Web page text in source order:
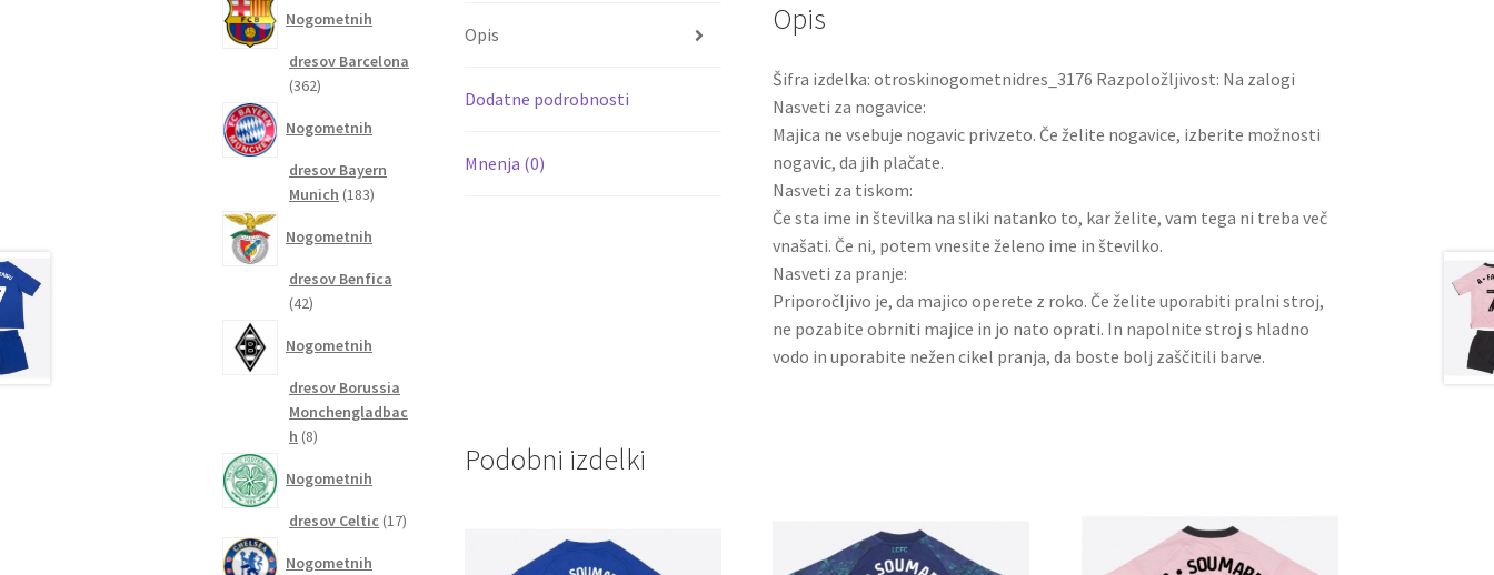
količina
k
Opis
Dodatne podrobnosti
Mnenja (0)
Opis
Šifra izdelka: otroskinogometnidres_3176 Razpoložljivost: Na zalogi
Nasveti za nogavice:
Majica ne vsebuje nogavic privzeto. Če želite nogavice, izberite možnosti
nogavic, da jih plačate.
Nasveti za tiskom:
Če sta ime in številka na sliki natanko to, kar želite, vam tega ni treba več
vnašati. Če ni, potem vnesite želeno ime in številko.
Nasveti za pranje:
Priporočljivo je, da majico operete z roko. Če želite uporabiti pralni stroj,
ne pozabite obrniti majice in jo nato oprati. In napolnite stroj s hladno
vodo in uporabite nežen cikel pranja, da boste bolj zaščitili barve.
Podobni izdelki
Nogometnih
dresov Barcelona
362362
Nogometnih
dresov Bayern
Munich 183183
Nogometnih
dresov Benfica
4242
Nogometnih
dresov Borussia
Monchengladbac
h 88
Nogometnih
dresov Celtic 1717
Nogometnih